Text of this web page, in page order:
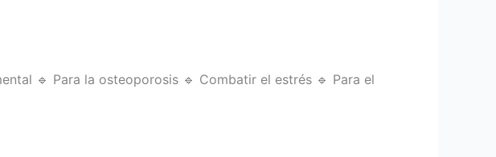
🔹 Para la osteoporosis 🔹 Combatir el estrés 🔹 Para el